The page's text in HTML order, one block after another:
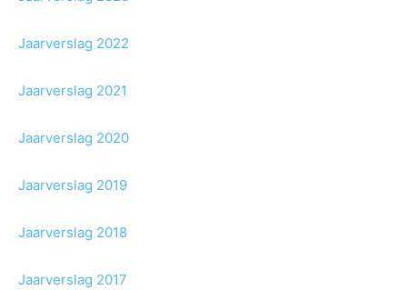
Jaarverslag 2022
Jaarverslag 2021
Jaarverslag 2020
Jaarverslag 2019
Jaarverslag 2018
Jaarverslag 2017